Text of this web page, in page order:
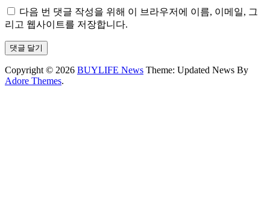
다음 번 댓글 작성을 위해 이 브라우저에 이름, 이메일, 그
리고 웹사이트를 저장합니다.
Copyright © 2026 BUYLIFE News Theme: Updated News By
Adore Themes.